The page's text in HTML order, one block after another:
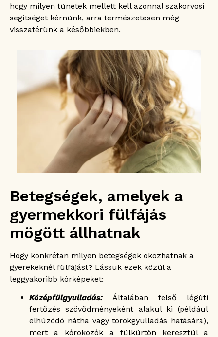
hogy milyen tünetek mellett kell azonnal szakorvosi
segítséget kérnünk, arra természetesen még
visszatérünk a későbbiekben.
Betegségek, amelyek a
gyermekkori fülfájás
mögött állhatnak
Hogy konkrétan milyen betegségek okozhatnak a
gyerekeknél fülfájást? Lássuk ezek közül a
leggyakoribb kórképeket:
Középfülgyulladás: Általában felső légúti
fertőzés szövődményeként alakul ki (például
elhúzódó nátha vagy torokgyulladás hatására),
mert a kórokozók a fülkürtön keresztül a